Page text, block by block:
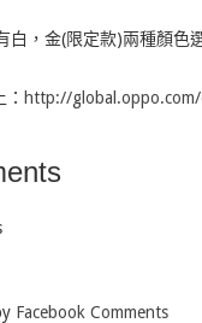
白，金(限定款)兩種顏
http://
Facebook Comments